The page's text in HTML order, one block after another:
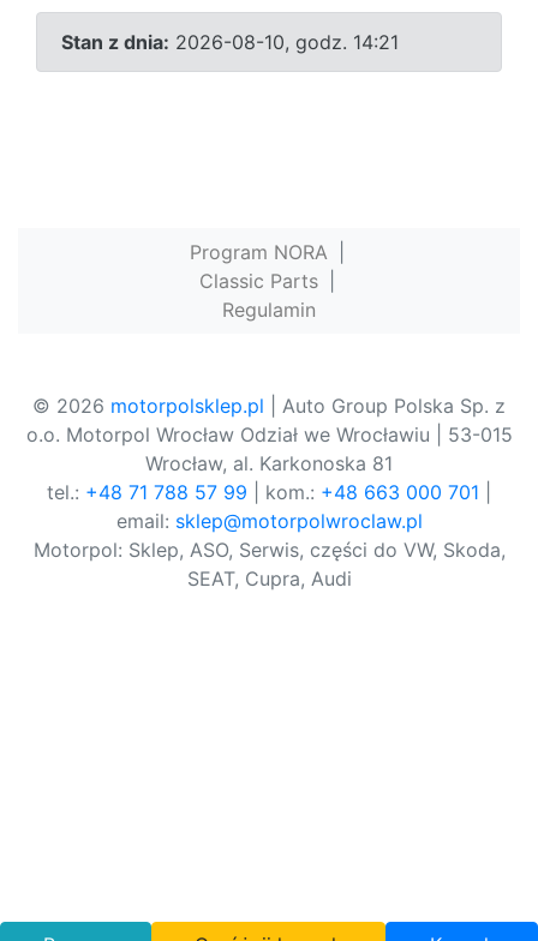
Stan z dnia: 2026-08-10, godz. 14:21
Program NORA
Classic Parts
Regulamin
© 2026 motorpolsklep.pl | Auto Group Polska Sp. z
o.o. Motorpol Wrocław Odział we Wrocławiu | 53-015
Wrocław, al. Karkonoska 81
tel.: +48 71 788 57 99 | kom.: +48 663 000 701
email: sklep@motorpolwroclaw.pl
Motorpol: Sklep, ASO, Serwis, części do VW, Skoda,
SEAT, Cupra, Audi